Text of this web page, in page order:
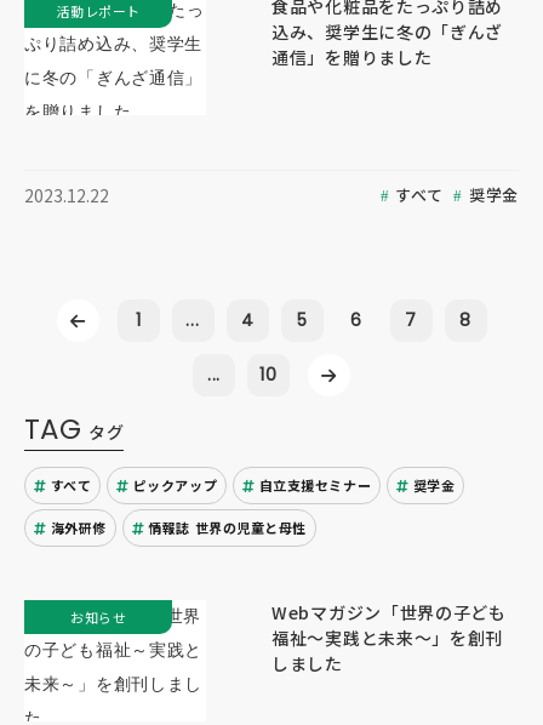
食品や化粧品をたっぷり詰め
込み、奨学生に冬の「ぎんざ
通信」を贈りました
2023.12.22 すべて 奨学金
活動レポート
1 ... 4 5 6 7 8
... 10
TAG タグ
すべて ピックアップ 自立支援セミナー 奨学金
海外研修 情報誌 世界の児童と母性
Webマガジン「世界の子ども
福祉～実践と未来～」を創刊
しました
お知らせ